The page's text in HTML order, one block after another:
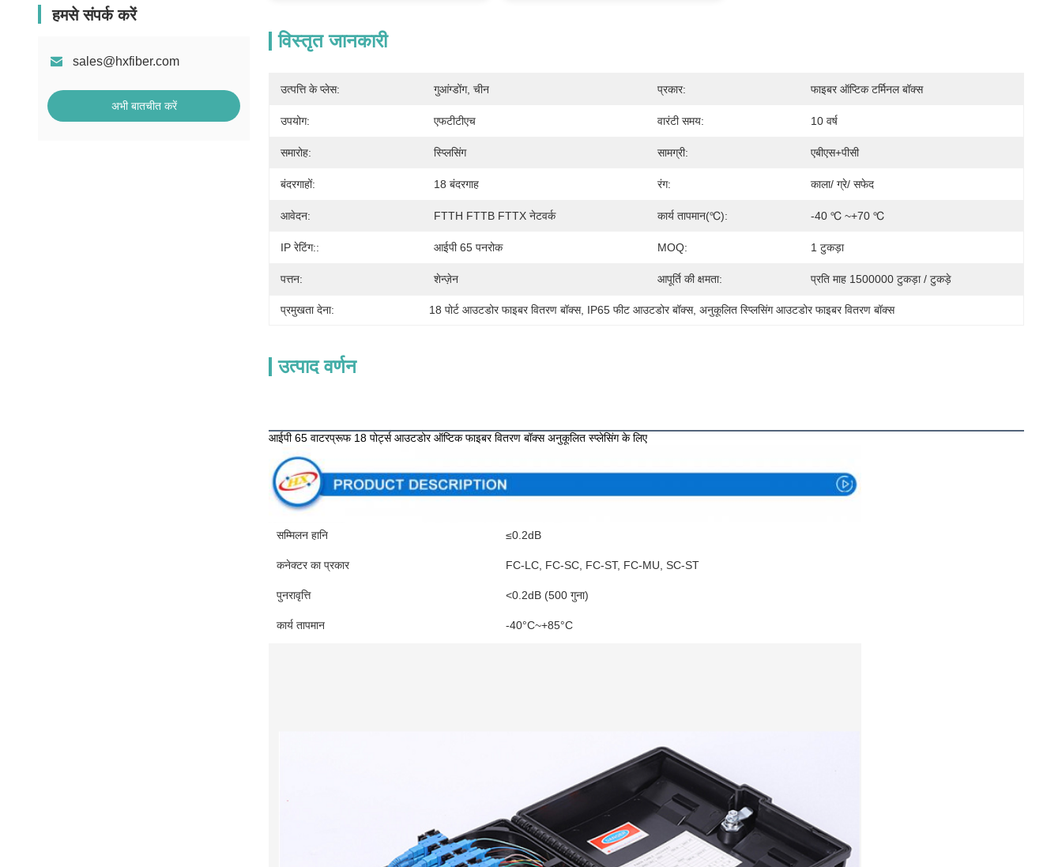
हमसे संपर्क करें
sales@hxfiber.com
अभी बातचीत करें
विस्तृत जानकारी
उत्पत्ति के प्लेस: गुआंग्डोंग, चीन प्रकार: फाइबर ऑप्टिक टर्मिनल बॉक्स
उपयोग: एफटीटीएच वारंटी समय: 10 वर्ष
समारोह: स्प्लिसिंग सामग्री: एबीएस+पीसी
बंदरगाहों: 18 बंदरगाह रंग: काला/ ग्रे/ सफेद
आवेदन: FTTH FTTB FTTX नेटवर्क कार्य तापमान(℃): -40 ℃ ~+70 ℃
IP रेटिंग:: आईपी ​​​​65 पनरोक MOQ: 1 टुकड़ा
पत्तन: शेन्ज़ेन आपूर्ति की क्षमता: प्रति माह 1500000 टुकड़ा / टुकड़े
प्रमुखता देना: 18 पोर्ट आउटडोर फाइबर वितरण बॉक्स, IP65 फीट आउटडोर बॉक्स, अनुकूलित स्प्लिसिंग आउटडोर फाइबर वितरण बॉक्स
उत्पाद वर्णन
आईपी 65 वाटरप्रूफ 18 पोर्ट्स आउटडोर ऑप्टिक फाइबर वितरण बॉक्स अनुकूलित स्प्लेसिंग के लिए
सम्मिलन हानि ≤0.2dB
कनेक्टर का प्रकार FC-LC, FC-SC, FC-ST, FC-MU, SC-ST
पुनरावृत्ति <0.2dB (500 गुना)
कार्य तापमान -40°C~+85°C